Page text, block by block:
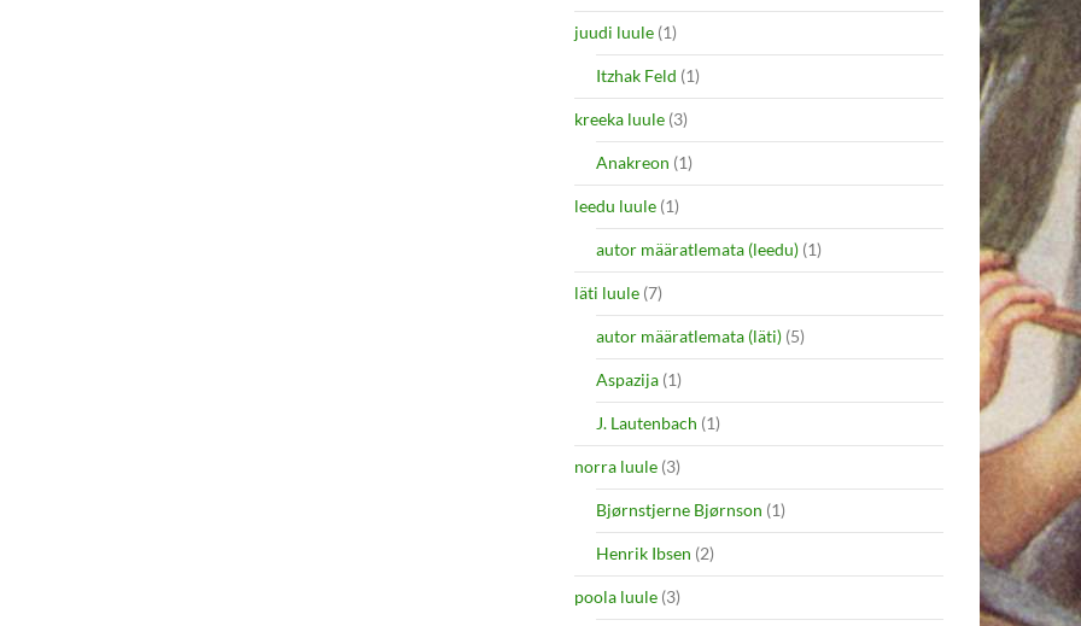
juudi luule (1)
Itzhak Feld (1)
kreeka luule (3)
Anakreon (1)
leedu luule (1)
autor määratlemata (leedu) (1)
läti luule (7)
autor määratlemata (läti) (5)
Aspazija (1)
J. Lautenbach (1)
norra luule (3)
Bjørnstjerne Bjørnson (1)
Henrik Ibsen (2)
poola luule (3)